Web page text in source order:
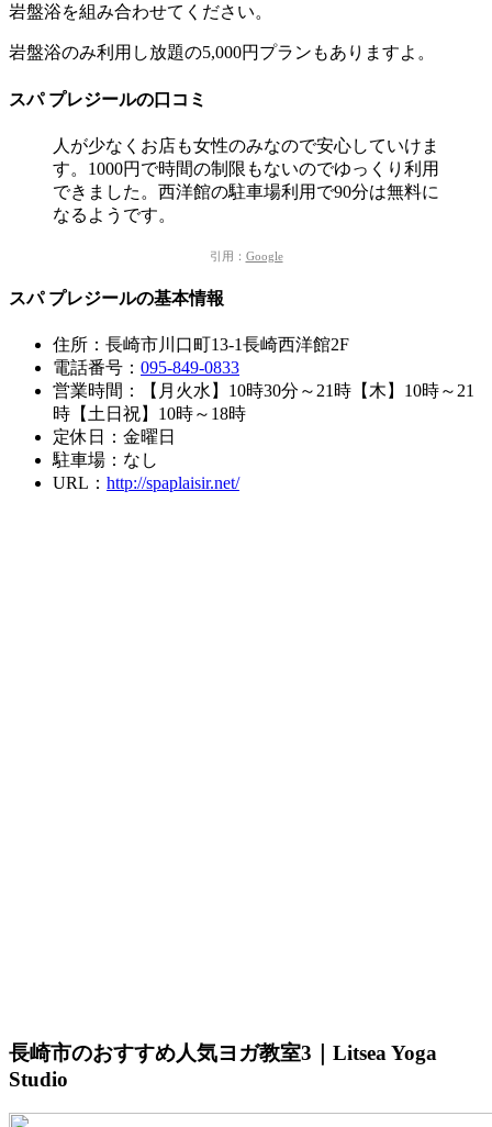
岩盤浴を組み合わせてください。
岩盤浴のみ利用し放題の5,000円プランもありますよ。
スパ プレジールの口コミ
人が少なくお店も女性のみなので安心していけま
す。1000円で時間の制限もないのでゆっくり利用
できました。西洋館の駐車場利用で90分は無料に
なるようです。
引用： Google
スパ プレジールの基本情報
住所：長崎市川口町13-1長崎西洋館2F
電話番号： 095-849-0833
営業時間：【月火水】10時30分～21時【木】10時～21
時【土日祝】10時～18時
定休日：金曜日
駐車場：なし
URL： http://spaplaisir.net/
長崎市のおすすめ人気ヨガ教室3｜Litsea Yoga
Studio